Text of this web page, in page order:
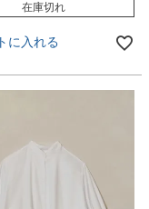
在庫切れ
に入れる